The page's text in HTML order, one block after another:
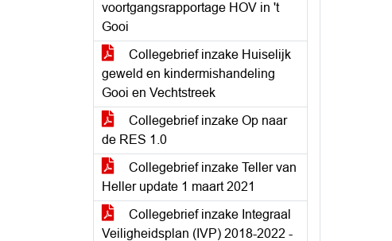
voortgangsrapportage HOV in 't
Gooi
Collegebrief inzake Huiselijk
geweld en kindermishandeling
Gooi en Vechtstreek
Collegebrief inzake Op naar
de RES 1.0
Collegebrief inzake Teller van
Heller update 1 maart 2021
Collegebrief inzake Integraal
Veiligheidsplan (IVP) 2018-2022 -